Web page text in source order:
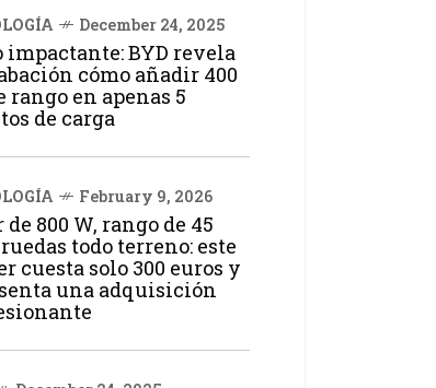
December 24, 2025
impactante: BYD revela
cómo añadir 400
rango en apenas 5
de carga
February 9, 2026
800 W, rango de 45
todo terreno: este
cuesta solo 300 euros y
una adquisición